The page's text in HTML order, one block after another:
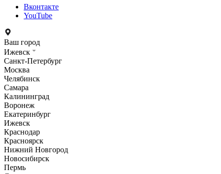
Вконтакте
YouTube
Ваш город
Ижевск
Санкт-Петербург
Москва
Челябинск
Самара
Калининград
Воронеж
Екатеринбург
Ижевск
Краснодар
Красноярск
Нижний Новгород
Новосибирск
Пермь